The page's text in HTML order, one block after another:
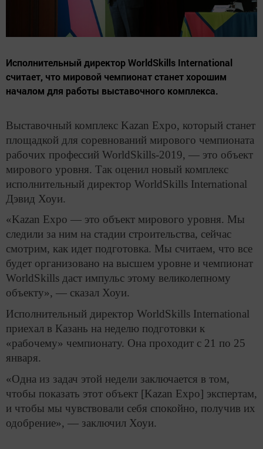
Исполнительный директор WorldSkills International
считает, что мировой чемпионат станет хорошим
началом для работы выставочного комплекса.
Выставочный комплекс Kazan Expo, который станет
площадкой для соревнований мирового чемпионата
рабочих профессий WorldSkills-2019, — это объект
мирового уровня. Так оценил новый комплекс
исполнительный директор WorldSkills International
Дэвид Хоуи.
«Kazan Expo — это объект мирового уровня. Мы
следили за ним на стадии строительства, сейчас
смотрим, как идет подготовка. Мы считаем, что все
будет организовано на высшем уровне и чемпионат
WorldSkills даст импульс этому великолепному
объекту», — сказал Хоуи.
Исполнительный директор WorldSkills International
приехал в Казань на неделю подготовки к
«рабочему» чемпионату. Она проходит с 21 по 25
января.
«Одна из задач этой недели заключается в том,
чтобы показать этот объект [Kazan Expo] экспертам,
и чтобы мы чувствовали себя спокойно, получив их
одобрение», — заключил Хоуи.